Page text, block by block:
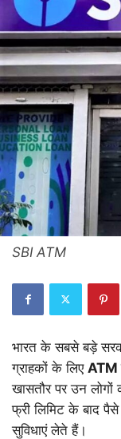
SBI ATM
भारत के सबसे बड़े
ग्राहकों के लिए ATM
खासतौर पर उन लोगों
फ्री लिमिट के बाद
सुविधाएं लेते हैं।